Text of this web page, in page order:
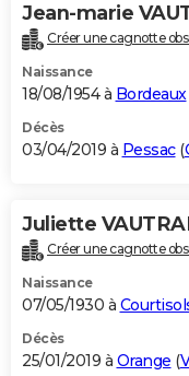
Jean-marie
Créer une cagnotte
Naissance
18/08/1954 à Bordeaux
Décès
03/04/2019 à Pessac(
Juliette
Créer une cagnotte
Naissance
07/05/1930 à
Décès
25/01/2019 à Orange (